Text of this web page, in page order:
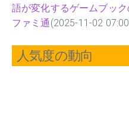
語が変化するゲームブッ
ファミ通 (2025-11-02
人気度の動向